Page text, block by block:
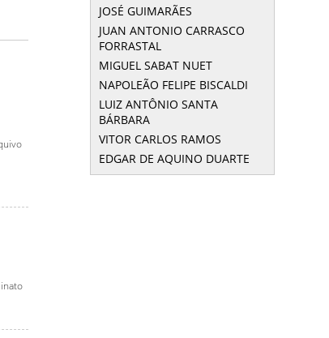
JOSÉ GUIMARÃES
JUAN ANTONIO CARRASCO
FORRASTAL
MIGUEL SABAT NUET
NAPOLEÃO FELIPE BISCALDI
LUIZ ANTÔNIO SANTA
BÁRBARA
VITOR CARLOS RAMOS
EDGAR DE AQUINO DUARTE